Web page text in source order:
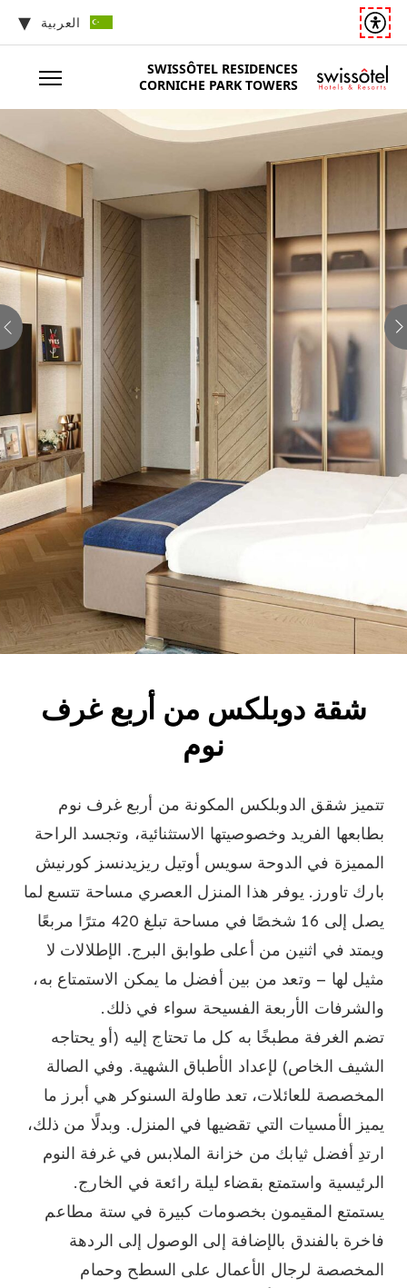
العربية
SWISSÔTEL RESIDENCES
CORNICHE PARK TOWERS
شقة دوبلكس من أربع غرف
نوم
تتميز شقق الدوبلكس المكونة من أربع غرف نوم
بطابعها الفريد وخصوصيتها الاستثنائية، وتجسد الراحة
المميزة في الدوحة سويس أوتيل ريزيدنسز كورنيش
بارك تاورز. يوفر هذا المنزل العصري مساحة تتسع لما
يصل إلى 16 شخصًا في مساحة تبلغ 420 مترًا مربعًا
ويمتد في اثنين من أعلى طوابق البرج. الإطلالات لا
مثيل لها – وتعد من بين أفضل ما يمكن الاستمتاع به،
والشرفات الأربعة الفسيحة سواء في ذلك.
تضم الغرفة مطبخًا به كل ما تحتاج إليه (أو يحتاجه
الشيف الخاص) لإعداد الأطباق الشهية. وفي الصالة
المخصصة للعائلات، تعد طاولة السنوكر هي أبرز ما
يميز الأمسيات التي تقضيها في المنزل. وبدلًا من ذلك،
ارتدِ أفضل ثيابك من خزانة الملابس في غرفة النوم
الرئيسية واستمتع بقضاء ليلة رائعة في الخارج.
يستمتع المقيمون بخصومات كبيرة في ستة مطاعم
فاخرة بالفندق بالإضافة إلى الوصول إلى الردهة
المخصصة لرجال الأعمال على السطح وحمام